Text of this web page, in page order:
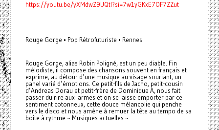
https://youtu.be/yXMdwZ9UQtI?si=7w1yGKxE7OF7ZZut
Rouge Gorge • Pop Rétrofuturiste • Rennes
Rouge Gorge, alias Robin Poligné, est un peu diable. Fin
mélodiste, il compose des chansons souvent en français et
exprime, au détour d’une musique au visage souriant, un
panel varié d’émotions. Ce petit-fils de Jacno, petit-cousin
d’Andreas Dorau et petit-frère de Dominique A, nous fait
passer du rire aux larmes et on se laisse emporter par ce
sentiment cotonneux, cette douce mélancolie qui penche
vers le disco et nous amène à remuer la tête au tempo de sa
boîte à rythme ~ Musiques actuelles ~.